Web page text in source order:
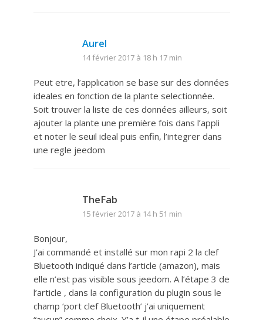
Aurel
14 février 2017 à 18 h 17 min
Peut etre, l’application se base sur des données
ideales en fonction de la plante selectionnée.
Soit trouver la liste de ces données ailleurs, soit
ajouter la plante une première fois dans l’appli
et noter le seuil ideal puis enfin, l’integrer dans
une regle jeedom
TheFab
15 février 2017 à 14 h 51 min
Bonjour,
J’ai commandé et installé sur mon rapi 2 la clef
Bluetooth indiqué dans l’article (amazon), mais
elle n’est pas visible sous jeedom. A l’étape 3 de
l’article , dans la configuration du plugin sous le
champ ‘port clef Bluetooth’ j’ai uniquement